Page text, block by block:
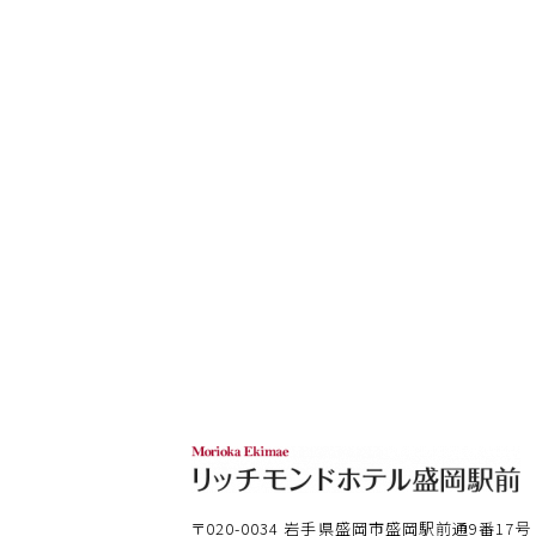
〒020-0034岩手県盛岡市盛岡駅前通9番17号